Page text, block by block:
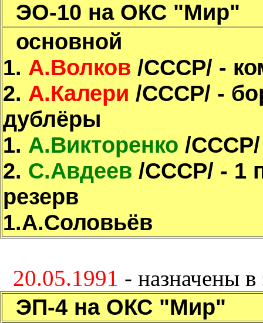
ЭО-10 на ОКС "Мир"
основной
1. А.Волков /СССР/ -
2. А.Калери /СССР/ -
дублёры
1. А.Викторенко /СССР/
2. С.Авдеев /СССР/ - 1
резерв
1.А.Соловьёв
20.05.1991 - назначены
ЭП-4 на ОКС "Мир"